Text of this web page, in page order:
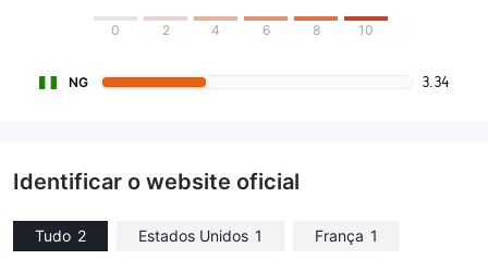
0 2 4 6 8 10
NG 3.34
Identificar o website oficial
Tudo 2 Estados Unidos 1 França 1